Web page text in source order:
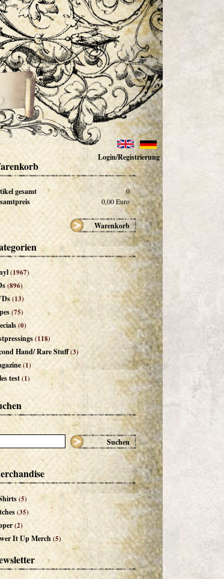
Login/Registrierung
gesamt 0
0,00Euro
Warenkorb
(1967)
(896)
(13)
(75)
(0)
(118)
Hand/ Rare Stuff(3)
(1)
test(1)
Suchen
(5)
(35)
(2)
It Up Merch(5)